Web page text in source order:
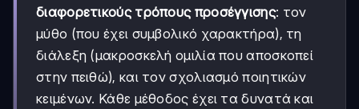
διαφορετικούς τρόπους προσέγγισης: τον
μύθο (που έχει συμβολικό χαρακτήρα), τη
διάλεξη (μακροσκελή ομιλία που αποσκοπεί
στην πειθώ), και τον σχολιασμό ποιητικών
κειμένων. Κάθε μέθοδος έχει τα δυνατά και